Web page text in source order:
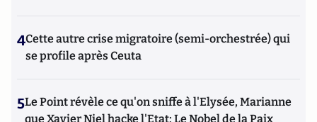
4Cette autre crise migratoire (semi-orchestrée) qui
se profile après Ceuta
5Le Point révèle ce qu'on sniffe à l'Elysée, Marianne
que Xavier Niel hacke l'Etat; Le Nobel de la Paix